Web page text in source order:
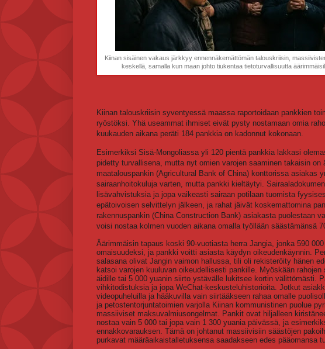
Kiinan sisäinen vakaus järkkyy ennennäkemättömän talouskriisin,
keskellä, samalla kun maan johto tiukentaa tietoturvallisuutta
Kiinan talouskriisin syventyessä maassa raportoidaan pankkien
ryöstöksi. Yhä useammat ihmiset eivät pysty nostamaan omia
kuukauden aikana peräti 184 pankkia on kadonnut kokonaan.
Esimerkiksi Sisä-Mongoliassa yli 120 pientä pankkia lakkasi
pidetty turvallisena, mutta nyt omien varojen saaminen takaisin
maatalouspankin (Agricultural Bank of China) konttorissa asiakas
sairaanhoitokuluja varten, mutta pankki kieltäytyi.
lisävahvistuksia ja jopa vaikeasti sairaan potilaan tuomista
epätoivoisen selvittelyn jälkeen, ja rahat jäivät koskemattomina
rakennuspankin (China Construction Bank) asiakasta puolestaan
voisi nostaa kolmen vuoden aikana omalla työllään säästämänsä
Äärimmäisin tapaus koski 90-vuotiasta herra Jangia, jonka 590
omaisuudeksi, ja pankki voitti asiasta käydyn oikeudenkäynnin.
salasana olivat Jangin vaimon hallussa, tili oli rekisteröity hänen
katsoi varojen kuuluvan oikeudellisesti pankille. Myöskään
äidille tai 5 000 yuanin siirto ystävälle lukitsee kortin välittömästi.
vihkitodistuksia ja jopa WeChat-keskusteluhistorioita. Jotkut
videopuheluilla ja hääkuvilla vain siirtääkseen rahaa omalle
ja petostentorjuntatoimien varjolla Kiinan kommunistinen puolue
massiiviset maksuvalmiusongelmat. Pankit ovat hiljalleen
nostaa vain 5 000 tai jopa vain 1 300 yuania päivässä, ja
ennakkovarauksen. Tämä on johtanut massiivisiin säästöjen
purkavat määräaikaistalletuksensa saadakseen edes pääomansa